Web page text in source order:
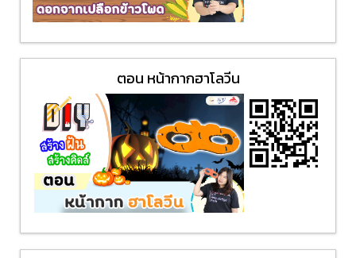
ตอน หน้ากากฮาโลวีน